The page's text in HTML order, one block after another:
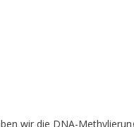
wir die DNA-